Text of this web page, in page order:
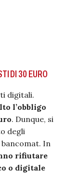
DI 30 EURO
digitali.
l’obbligo
. Dunque, si
degli
In
rifiutare
o digitale